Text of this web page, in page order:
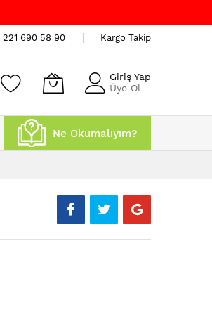
690 58 90 Kargo Takip
Giriş Yap
Üye Ol
Ne Okumalıyım?